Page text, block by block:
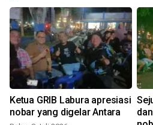
Ketua GRIB Labura apresiasi
nobar yang digelar Antara